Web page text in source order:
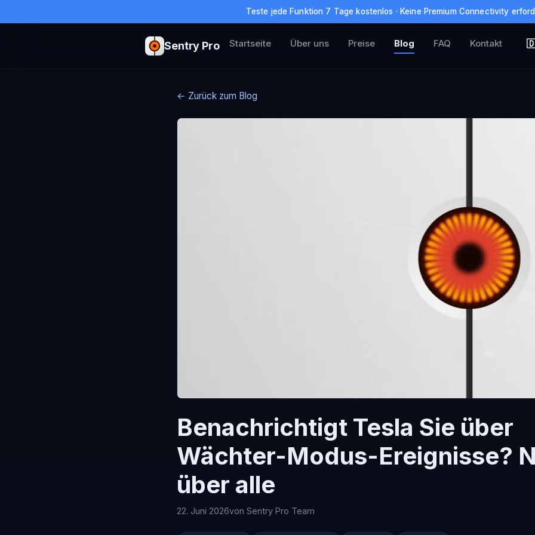
Teste jede Funktion 7 Tage kostenlos · Keine Premium Connectivity
Sentry Pro Startseite Über uns Preise Blog FAQ Kontakt
← Zurück zum Blog
Benachrichtigt Tesla Sie über
Wächter-Modus-Ereignisse?
über alle
22. Juni 2026von Sentry Pro Team